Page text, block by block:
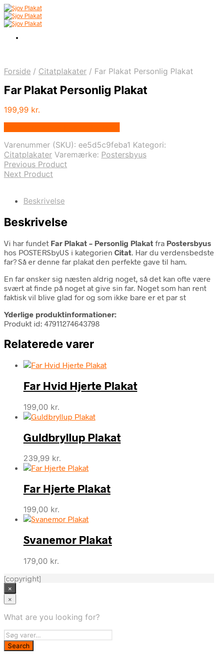
Forside / Citatplakater / Far Plakat Personlig Plakat
Far Plakat Personlig Plakat
199,99 kr.
Varenummer (SKU): ee5d5c9feba1 Kategori:
Citatplakater Varemærke: Postersbyus
Previous Product
Next Product
Beskrivelse
Beskrivelse
Vi har fundet Far Plakat – Personlig Plakat fra Postersbyus
hos POSTERSbyUS i kategorien Citat. Har du verdensbedste
far? Så er denne far plakat den perfekte gave til ham.
En far ønsker sig næsten aldrig noget, så det kan ofte være
svært at finde på noget at give sin far. Noget som han rent
faktisk vil blive glad for og som ikke bare er et par st
Yderlige produktinformationer:
Produkt id: 47911274643798
Relaterede varer
Far Hvid Hjerte Plakat
199,00 kr.
Guldbryllup Plakat
239,99 kr.
Far Hjerte Plakat
199,00 kr.
Svanemor Plakat
179,00 kr.
[copyright]
×
×
What are you looking for?